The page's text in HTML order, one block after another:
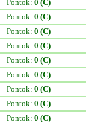
Pontok: 0 (C)
Pontok: 0 (C)
Pontok: 0 (C)
Pontok: 0 (C)
Pontok: 0 (C)
Pontok: 0 (C)
Pontok: 0 (C)
Pontok: 0 (C)
Pontok: 0 (C)